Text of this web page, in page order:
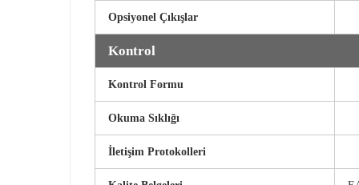
Opsiyonel Çıkışlar
Kontrol
Kontrol Formu
Okuma Sıklığı
İletişim Protokolleri